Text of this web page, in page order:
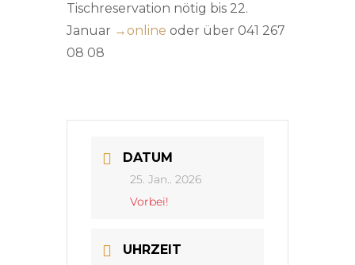
Tischreservation nötig bis 22.
Januar → online oder über 041 267
08 08
DATUM
25. Jan.. 2026
Vorbei!
UHRZEIT